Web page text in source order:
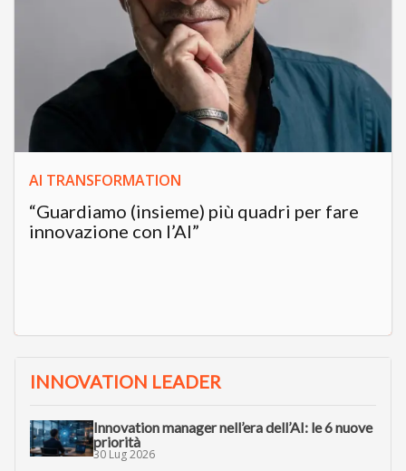
AI TRANSFORMATION
“Guardiamo (insieme) più quadri per fare
innovazione con l’AI”
INNOVATION LEADER
Innovation manager nell’era dell’AI: le 6 nuove
priorità
30 Lug 2026